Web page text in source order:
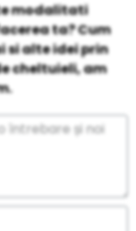
modalitati
ta? Cum
si alte idei prin
cheltuieli, am